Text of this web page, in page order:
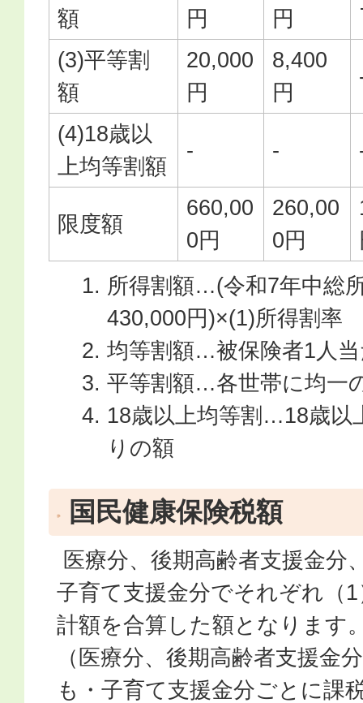
額 円 円
(3)平等割
額
20,000
円
8,400
円
(4)18歳以
上均等割額
- -
限度額
660,00
0円
260,00
0円
所得割額…(令和7年中総
430,000円)×(1)所得割率
均等割額…被保険者1人
平等割額…各世帯に均一
18歳以上均等割…18歳以
りの額
国民健康保険税額
医療分、後期高齢者支援金分
子育て支援金分でそれぞれ（
計額を合算した額となります
（医療分、後期高齢者支援金
も・子育て支援金分ごとに課